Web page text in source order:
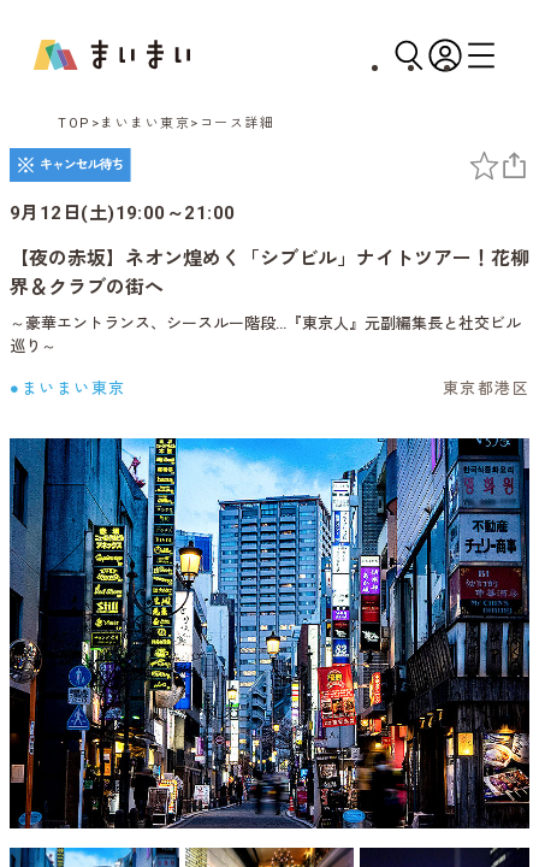
TOP まいまい東京 コース詳細
9月12日(土)19:00～21:00
【夜の赤坂】ネオン煌めく「シブビル」ナイトツアー！花柳
界＆クラブの街へ
～豪華エントランス、シースルー階段…『東京人』元副編集長と社交ビル
巡り～
●まいまい東京 東京都港区